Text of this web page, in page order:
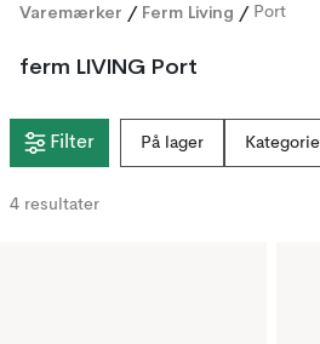
Varemærker / Ferm Living / Port
ferm LIVING Port
Filter På lager
4 resultater